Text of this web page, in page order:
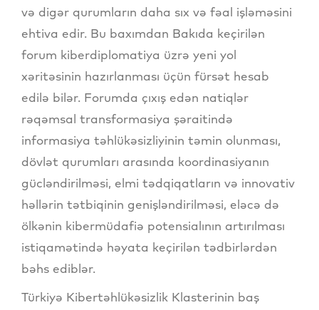
və digər qurumların daha sıx və fəal işləməsini
ehtiva edir. Bu baxımdan Bakıda keçirilən
forum kiberdiplomatiya üzrə yeni yol
xəritəsinin hazırlanması üçün fürsət hesab
edilə bilər. Forumda çıxış edən natiqlər
rəqəmsal transformasiya şəraitində
informasiya təhlükəsizliyinin təmin olunması,
dövlət qurumları arasında koordinasiyanın
gücləndirilməsi, elmi tədqiqatların və innovativ
həllərin tətbiqinin genişləndirilməsi, eləcə də
ölkənin kibermüdafiə potensialının artırılması
istiqamətində həyata keçirilən tədbirlərdən
bəhs ediblər.
Türkiyə Kibertəhlükəsizlik Klasterinin baş